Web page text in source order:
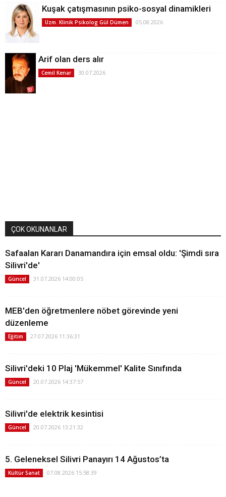
Kuşak çatışmasının psiko-sosyal dinamikleri
Uzm. Klinik Psikolog Gül Dümen 05.08.2026
Arif olan ders alır
Cemil Kenar 30.07.2026
ÇOK OKUNANLAR
Safaalan Kararı Danamandıra için emsal oldu: 'Şimdi sıra
Silivri'de'
Güncel 31.07.2026 14:00:05
MEB'den öğretmenlere nöbet görevinde yeni
düzenleme
Eğitim 27.07.2026 11:36:31
Silivri'deki 10 Plaj 'Mükemmel' Kalite Sınıfında
Güncel 20.07.2026 14:37:57
Silivri'de elektrik kesintisi
Güncel 20.07.2026 13:21:32
5. Geleneksel Silivri Panayırı 14 Ağustos’ta
Kültür Sanat 07.08.2026 15:58:39